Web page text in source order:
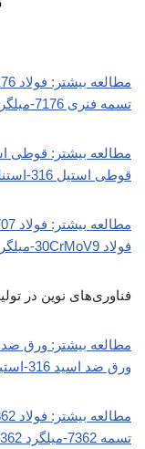
تسمه فنری 7176-میلگرد 7176
قوطی استیل 316-استنلس استیل 316
فولاد 30CrMoV9-میلگرد30CrMoV9
فناوری‌های نوین در
ورق ضد اسید 316-استیل 316
تسمه 7362-میلگرد 7362